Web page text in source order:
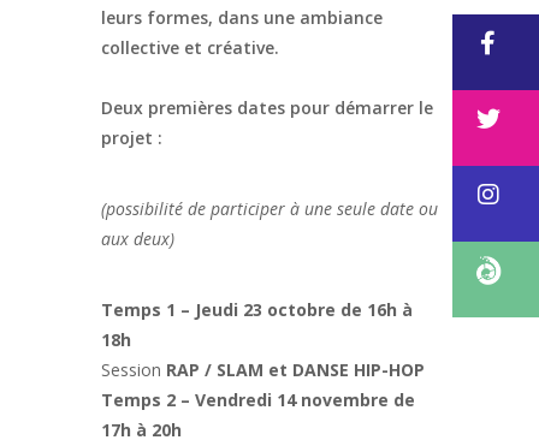
leurs formes, dans une ambiance
collective et créative.
Deux premières dates pour démarrer le
projet :
(possibilité de participer à une seule date ou
aux deux)
Temps 1 – Jeudi 23 octobre de 16h à
18h
Session RAP / SLAM et DANSE HIP-HOP
Temps 2 – Vendredi 14 novembre de
17h à 20h